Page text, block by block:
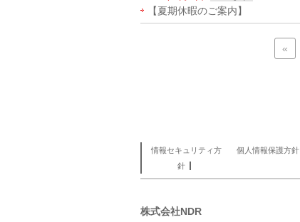
【夏期休暇のご案内】
«
情報セキュリティ方
針
個人情報保護方針
株式会社NDR